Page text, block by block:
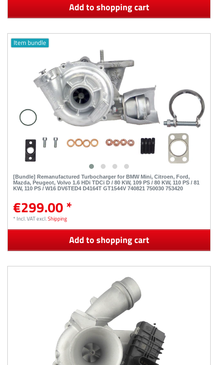
Add to shopping cart
Item bundle
[Bundle] Remanufactured Turbocharger for BMW Mini, Citroen, Ford,
Mazda, Peugeot, Volvo 1.6 HDi TDCi D / 80 KW, 109 PS / 80 KW, 110 PS / 81
KW, 110 PS / W16 DV6TED4 D4164T GT1544V 740821 750030 753420
€299.00 *
* Incl. VATexcl.Shipping
Add to shopping cart